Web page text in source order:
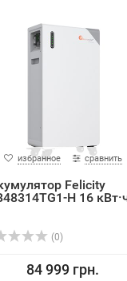
избранное сравнить
Felicity
H 16
(0)
84 999 грн.